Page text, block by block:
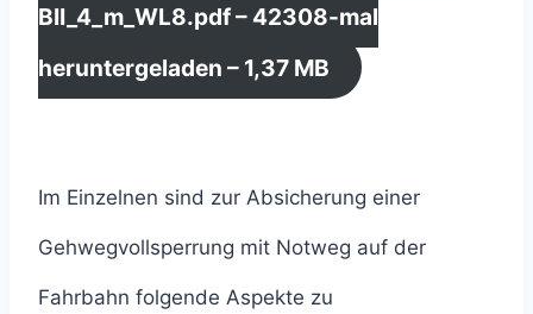
BII_4_m_WL8.pdf – 42308-mal
heruntergeladen – 1,37 MB
Im Einzelnen sind zur Absicherung einer
Gehwegvollsperrung mit Notweg auf der
Fahrbahn folgende Aspekte zu